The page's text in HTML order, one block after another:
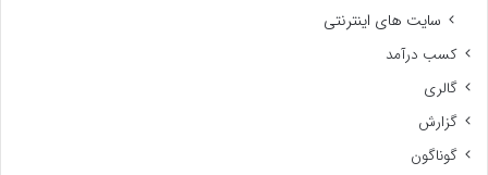
سایت های اینترنتی
کسب درآمد
گالری
گزارش
گوناگون